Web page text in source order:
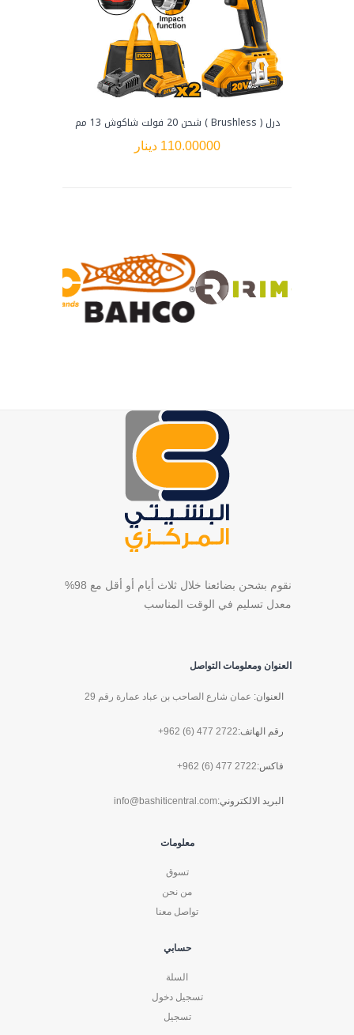
درل ( Brushless ) شحن 20 فولت شاكوش 13 مم
110.00000 دينار
نقوم بشحن بضائعنا خلال ثلاث أيام أو أقل مع 98%
معدل تسليم في الوقت المناسب
العنوان ومعلومات التواصل
العنوان: عمان شارع الصاحب بن عباد عمارة رقم 29
رقم الهاتف:+962 (6) 477 2722
فاكس:+962 (6) 477 2722
البريد الالكتروني:info@bashiticentral.com
معلومات
تسوق
من نحن
تواصل معنا
حسابي
السلة
تسجيل دخول
تسجيل